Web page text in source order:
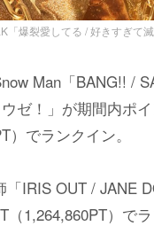
「爆裂愛してる / 好きすぎて滅
Man「BANG!! /
ゼ！」が期間内ポ
）でランクイン。
IRIS OUT / JANE
（1,264,860PT）で